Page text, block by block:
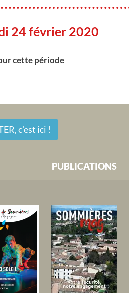
24 février 2020
cette période
c'est ici !
PUBLICATIONS